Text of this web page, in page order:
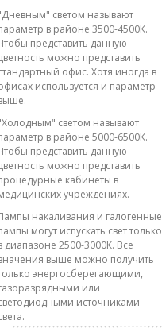
светом называют
в районе 3500-4500К.
представить данную
можно представить
офис. Хотя иногда в
используется и параметр
светом называют
в районе 5000-6500К.
представить данную
можно представить
кабинеты в
учреждениях.
накаливания и галогенные
могут испускать свет только
диапазоне 2500-3000К. Все
выше можно получить
энергосберегающими,
или
источниками